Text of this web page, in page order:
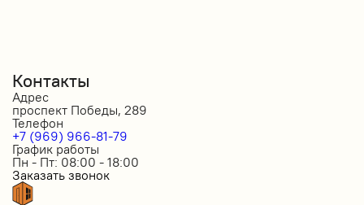
Контакты
Адрес
проспект Победы, 289
Телефон
+7 (969) 966-81-79
График работы
Пн - Пт: 08:00 - 18:00
Заказать звонок